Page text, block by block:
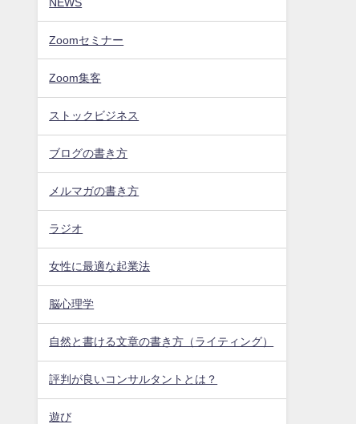
NEWS
Zoomセミナー
Zoom集客
ストックビジネス
ブログの書き方
メルマガの書き方
ラジオ
女性に最適な起業法
脳心理学
自然と書ける文章の書き方（ライティング）
評判が良いコンサルタントとは？
遊び